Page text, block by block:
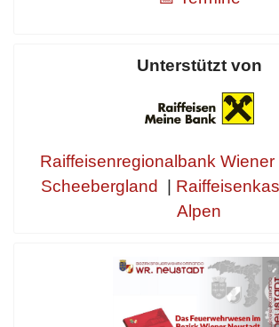
Unterstützt von
Raiffeisenregionalbank
Scheebergland
Alpen